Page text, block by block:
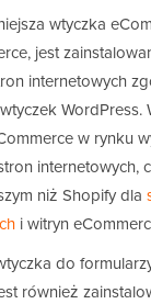
wtyczka
jest
internetowych
WordPress.
w rynku
internetowych,
niż Shopify dla
i witryn
do
również